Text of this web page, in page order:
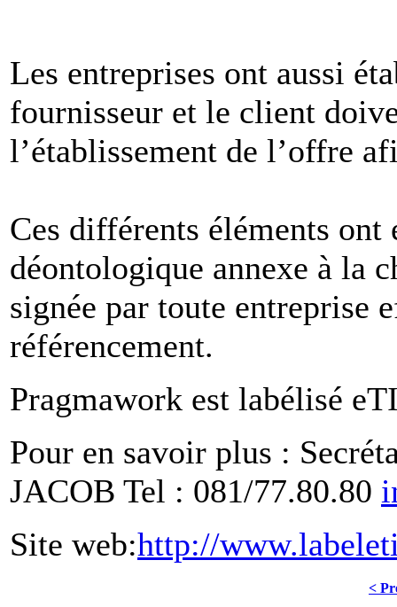
Les entreprises ont aussi
fournisseur et le client
l’établissement de l’offre
Ces différents éléments ont
déontologique annexe à la
signée par toute entreprise
référencement.
Pragmawork est labélisé
Pour en savoir plus :
JACOB Tel : 081/77.80.80
Site web:http://
<